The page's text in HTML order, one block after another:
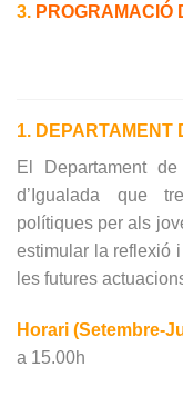
3. PROGRAMACIÓ
1. DEPARTAMENT
El Departament
d’Igualada que
polítiques per als
estimular la reflexió
les futures
Horari (Setembre-
a 15.00h